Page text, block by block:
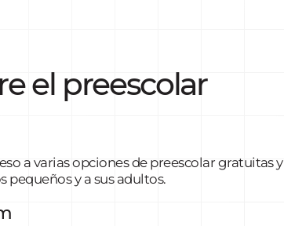
el preescolar
a varias opciones de preescolar gratuitas y
pequeños y a sus adultos.